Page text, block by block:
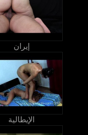
إيران
الإيطالية